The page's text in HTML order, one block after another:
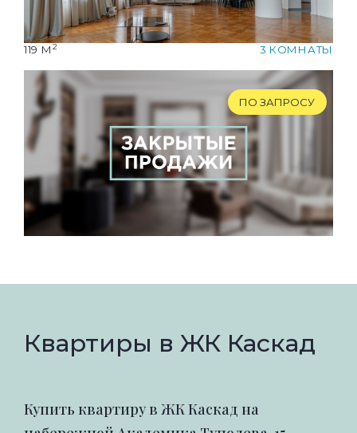
119 М 2 3 КОМНАТЫ
ПО ЗАПРОСУ
Квартиры в ЖК Каскад
Купить квартиру в ЖК Каскад на